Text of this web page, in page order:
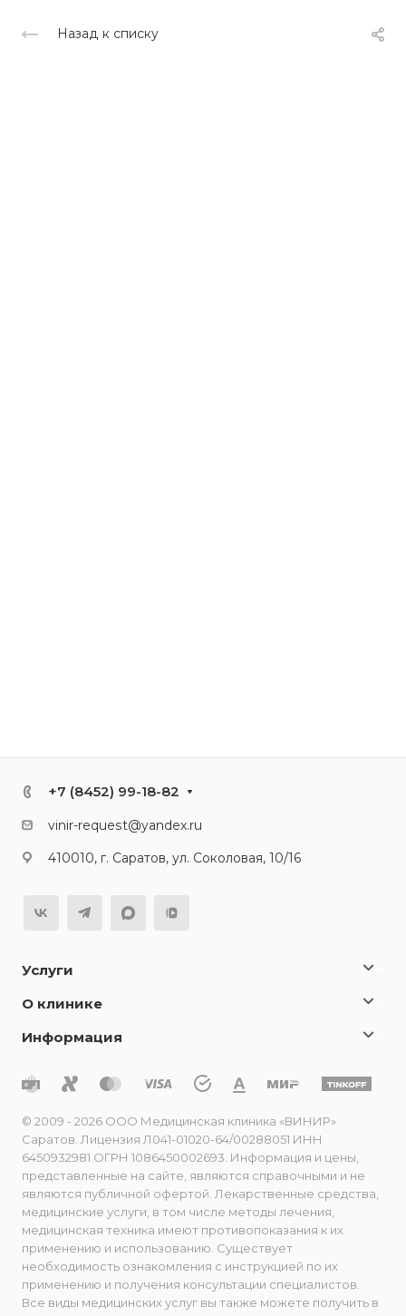
Назад к списку
+7 (8452) 99-18-82
vinir-request@yandex.ru
410010, г. Саратов, ул. Соколовая, 10/16
Услуги
О клинике
Информация
© 2009 - 2026 ООО Медицинская клиника «ВИНИР»
Саратов. Лицензия Л041-01020-64/00288051 ИНН
6450932981 ОГРН 1086450002693. Информация и цены,
представленные на сайте, являются справочными и не
являются публичной офертой. Лекарственные средства,
медицинские услуги, в том числе методы лечения,
медицинская техника имеют противопоказания к их
применению и использованию. Существует
необходимость ознакомления с инструкцией по их
применению и получения консультации специалистов.
Все виды медицинских услуг вы также можете получить в